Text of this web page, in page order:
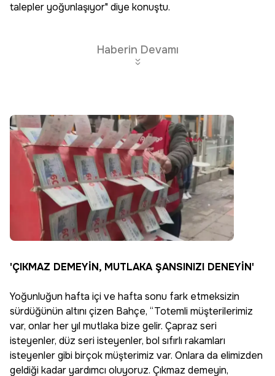
talepler yoğunlaşıyor" diye konuştu.
Haberin Devamı
'ÇIKMAZ DEMEYİN, MUTLAKA ŞANSINIZI DENEYİN'
Yoğunluğun hafta içi ve hafta sonu fark etmeksizin
sürdüğünün altını çizen Bahçe, “Totemli müşterilerimiz
var, onlar her yıl mutlaka bize gelir. Çapraz seri
isteyenler, düz seri isteyenler, bol sıfırlı rakamları
isteyenler gibi birçok müşterimiz var. Onlara da elimizden
geldiği kadar yardımcı oluyoruz. Çıkmaz demeyin,